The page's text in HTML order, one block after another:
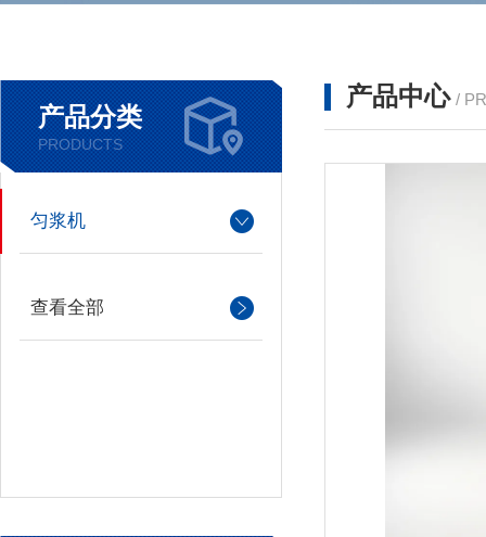
产品分类
PRODUCTS
匀浆机
查看全部
产品中心 /